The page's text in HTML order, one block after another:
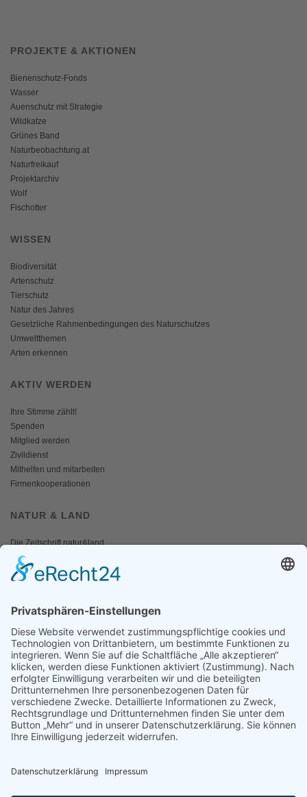
PROJEKTE & AKTIONEN
Bienenschutz-Fonds
Wasser
Auenschutz mit Strategie
Wildkatze
Grünes Band
Naturbeobachtung.at
Naturfreikauf
Projektarchiv
Wolf
Fischotter
WISSEN
Biodiversität
Artenschutz
Tierschutz
Natur des Jahres
Gesetzliche Rahmenbedingungen des Naturschutzes
Umweltthemen
Arten erkennen
AKTIV WERDEN
Ihre Stimme zählt!
Spenden
Mitglied werden
Zivildienst
Mithelfen und mitarbeiten
Firmenkooperationen
NATUR & LAND
Die Zeitschrift natur&land
Archiv
Mediadaten
Fotos und Logos
Presseaussendungen
Presse
Presseinformationen abonnieren
ÜBER UNS
Naturschutzbund
Naturschutzjugend